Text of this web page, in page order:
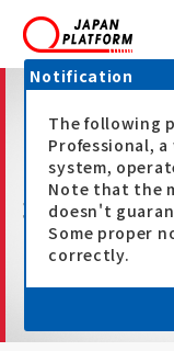
最新情報
Notification
The following
Professional,
system,
Note that the
doesn't
Some proper
correctly.